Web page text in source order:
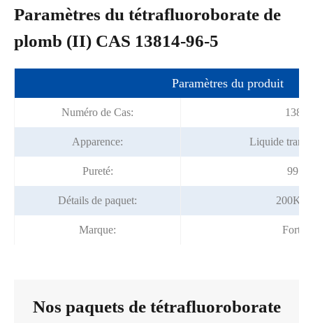
Paramètres du tétrafluoroborate de
plomb (II) CAS 13814-96-5
Paramètres du produit
Numéro de Cas:
Apparence: Liquide
Pureté:
Détails de paquet: 200Kg/
Marque:
Nos paquets de tétrafluoroborate